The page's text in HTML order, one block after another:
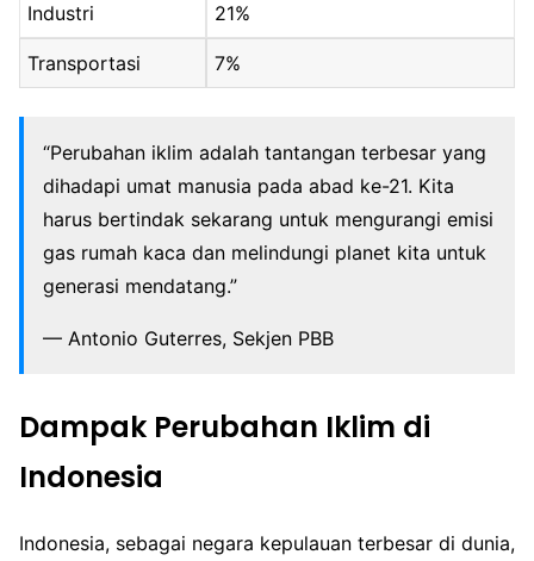
Industri 21%
Transportasi 7%
“Perubahan iklim adalah tantangan terbesar yang
dihadapi umat manusia pada abad ke-21. Kita
harus bertindak sekarang untuk mengurangi emisi
gas rumah kaca dan melindungi planet kita untuk
generasi mendatang.”
— Antonio Guterres, Sekjen PBB
Dampak Perubahan Iklim di
Indonesia
Indonesia, sebagai negara kepulauan terbesar di dunia,